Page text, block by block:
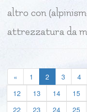
altro con
attrezzatura da
« 1 2 (current)
3 4
12
13 14 15
22
23 24 25